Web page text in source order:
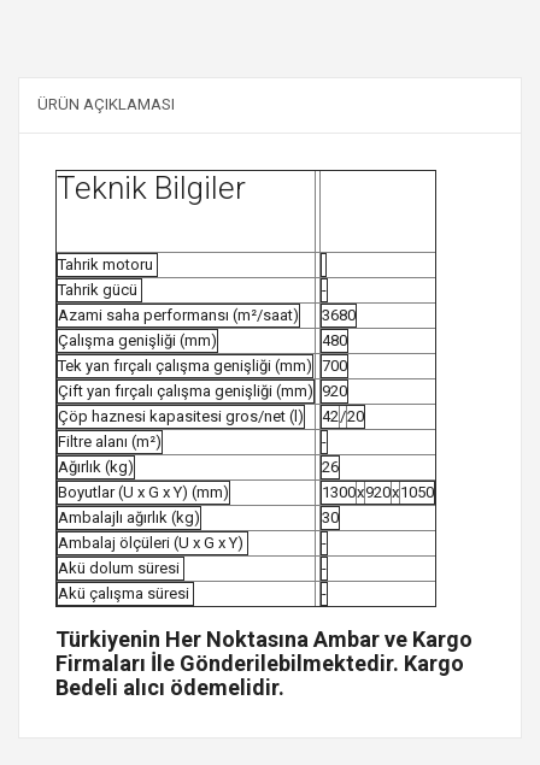
ÜRÜN AÇIKLAMASI
Teknik Bilgiler
Tahrik motoru
Tahrik gücü
-
Azami saha performansı (m²/saat)
3680
Çalışma genişliği (mm)
480
Tek yan fırçalı çalışma genişliği (mm) 700
Çift yan fırçalı çalışma genişliği (mm) 920
Çöp haznesi kapasitesi gros/net (l)
42 /20
Filtre alanı (m²)
-
Ağırlık (kg)
26
Boyutlar (U x G x Y) (mm)
1300x920x1050
Ambalajlı ağırlık (kg)
30
Ambalaj ölçüleri (U x G x Y)
-
Akü dolum süresi
-
Akü çalışma süresi
-
Türkiyenin Her Noktasına Ambar ve Kargo
Firmaları İle Gönderilebilmektedir. Kargo
Bedeli alıcı ödemelidir.